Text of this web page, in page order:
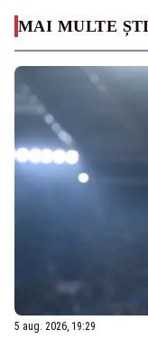
MAI MULTE
5 aug. 2026, 19:29